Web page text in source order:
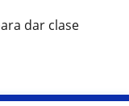
dar clase